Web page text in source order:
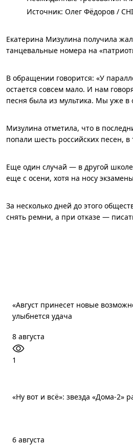
Источник: Олег Фёдоров /
Екатерина Мизулина получила
танцевальные номера на
В обращении говорится: «У
остается совсем мало. И нам
песня была из мультика. Мы уже в
Мизулина отметила, что в
попали шесть российских песен,
Еще один случай — в другой
еще с осени, хотя на носу
За несколько дней до этого
снять ремни, а при отказе —
«Август принесет новые
улыбнется удача
8 августа
1
«Ну вот и всё»: звезда «Дома-2»
6 августа